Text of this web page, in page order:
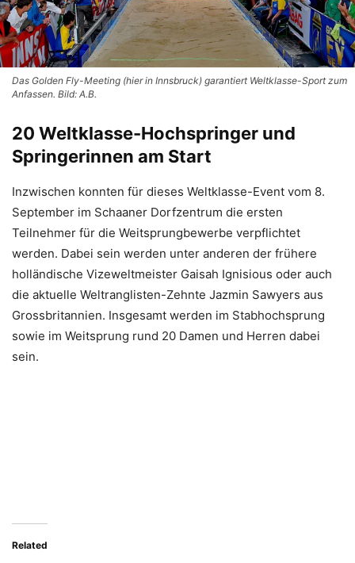
Das Golden Fly-Meeting (hier in Innsbruck) garantiert Weltklasse-Sport zum
Anfassen. Bild: A.B.
20 Weltklasse-Hochspringer und
Springerinnen am Start
Inzwischen konnten für dieses Weltklasse-Event vom 8.
September im Schaaner Dorfzentrum die ersten
Teilnehmer für die Weitsprungbewerbe verpflichtet
werden. Dabei sein werden unter anderen der frühere
holländische Vizeweltmeister Gaisah Ignisious oder auch
die aktuelle Weltranglisten-Zehnte Jazmin Sawyers aus
Grossbritannien. Insgesamt werden im Stabhochsprung
sowie im Weitsprung rund 20 Damen und Herren dabei
sein.
Related